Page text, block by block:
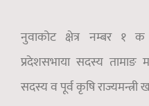
नुवाकोट क्षेत्र नम्बर १ क
प्रदेशसभाया सदस्य तामाङ
सदस्य व पूर्व कृषि राज्यमन्त्री